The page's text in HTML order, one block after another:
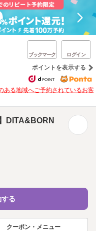
ブックマーク ログイン
ポイントを表示する
ある地域へご予約されているお客
DITA&BORN
る
クーポン・メニュー